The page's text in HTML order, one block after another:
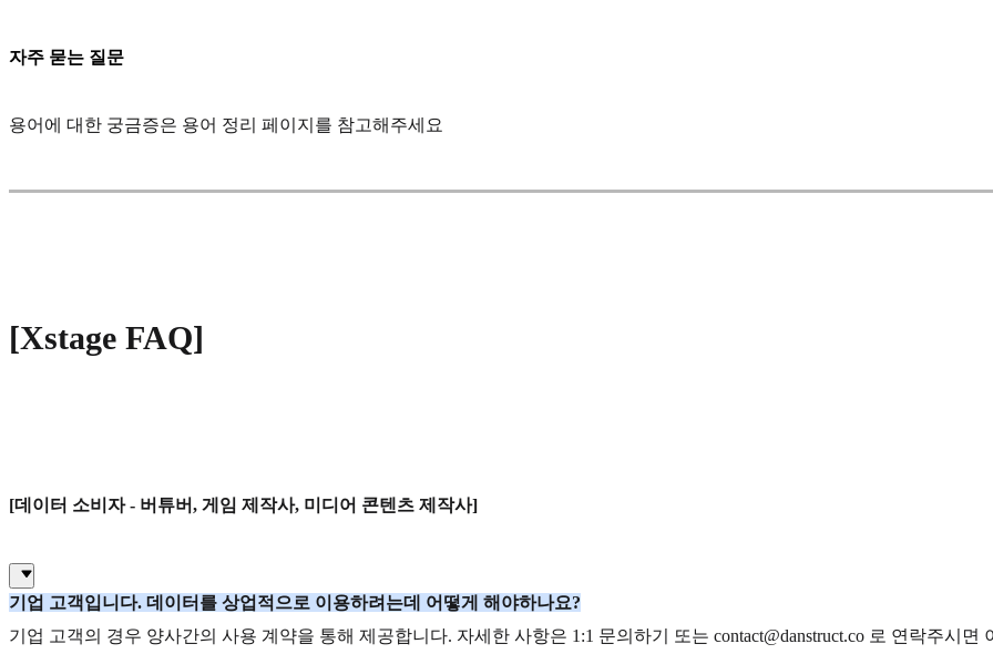
자주 묻는 질문
용어에 대한 궁금증은 용어 정리 페이지를 참고해주세요
[Xstage FAQ]
[데이터 소비자 - 버튜버, 게임 제작사, 미디어 콘텐츠 제작사]
기업 고객입니다. 데이터를 상업적으로 이용하려는데 어떻게 해야하나요?
기업 고객의 경우 양사간의 사용 계약을 통해 제공합니다. 자세한 사항은 1:1 문의하기 또는 contact@danstruct.co 로 연락주시